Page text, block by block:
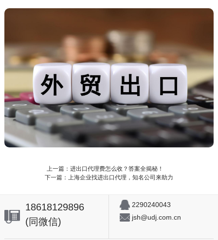
上一篇：进出口代理费怎么收？答案全揭秘！
下一篇：上海企业找进出口代理，知名公司来助力
18618129896
(同微信)
2290240043
jsh@udj.com.cn